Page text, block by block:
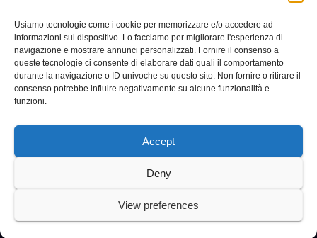
Usiamo tecnologie come i cookie per memorizzare e/o accedere ad
informazioni sul dispositivo. Lo facciamo per migliorare l'esperienza di
navigazione e mostrare annunci personalizzati. Fornire il consenso a
queste tecnologie ci consente di elaborare dati quali il comportamento
durante la navigazione o ID univoche su questo sito. Non fornire o ritirare il
consenso potrebbe influire negativamente su alcune funzionalità e
funzioni.
Accept
Deny
View preferences
Proudly powered by WordPress|Tema: Newspaperex di
Scienza studio specialistico bracciano